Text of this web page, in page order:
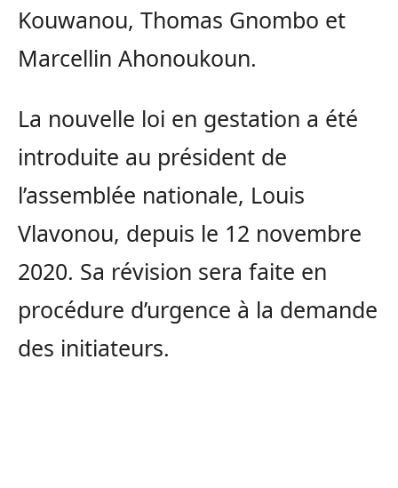
Kouwanou, Thomas Gnombo et
Marcellin Ahonoukoun.
La nouvelle loi en gestation a été
introduite au président de
l’assemblée nationale, Louis
Vlavonou, depuis le 12 novembre
2020. Sa révision sera faite en
procédure d’urgence à la demande
des initiateurs.